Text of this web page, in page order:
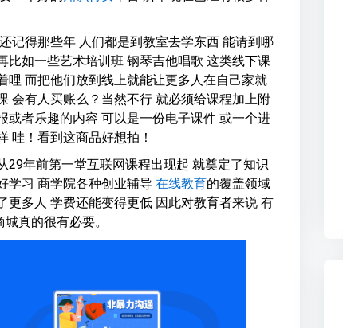
记得那些年 人们都是到教室去学东西 能请到哪
比如一些艺术培训班 钢琴吉他唱歌 这类线下课
哩 而把他们放到线上就能让更多人在自己家就
会有人买账么？当然不行 就必须给课程加上附
或者乐趣的内容 可以是一份电子课件 或一个进
哇！看到这商品好想拍！
29年前第一堂互联网课程出现起 就奠定了知识
学习 商学院各种创业辅导 在线教育的覆盖领域
更多人 学费还能变得更低 因此对教育者来说 有
真的很有必要。